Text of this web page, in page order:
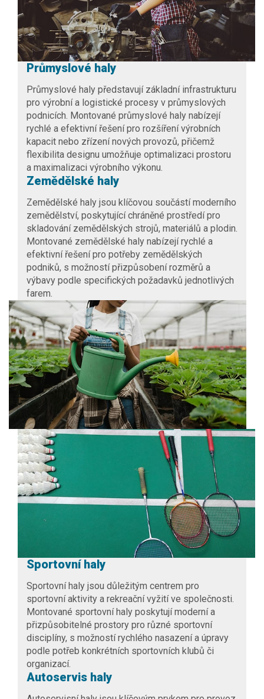
Průmyslové haly
Průmyslové haly představují základní infrastrukturu
pro výrobní a logistické procesy v průmyslových
podnicích. Montované průmyslové haly nabízejí
rychlé a efektivní řešení pro rozšíření výrobních
kapacit nebo zřízení nových provozů, přičemž
flexibilita designu umožňuje optimalizaci prostoru
a maximalizaci výrobního výkonu.
Zemědělské haly
Zemědělské haly jsou klíčovou součástí moderního
zemědělství, poskytující chráněné prostředí pro
skladování zemědělských strojů, materiálů a plodin.
Montované zemědělské haly nabízejí rychlé a
efektivní řešení pro potřeby zemědělských
podniků, s možností přizpůsobení rozměrů a
výbavy podle specifických požadavků jednotlivých
farem.
Sportovní haly
Sportovní haly jsou důležitým centrem pro
sportovní aktivity a rekreační vyžití ve společnosti.
Montované sportovní haly poskytují moderní a
přizpůsobitelné prostory pro různé sportovní
disciplíny, s možností rychlého nasazení a úpravy
podle potřeb konkrétních sportovních klubů či
organizací.
Autoservis haly